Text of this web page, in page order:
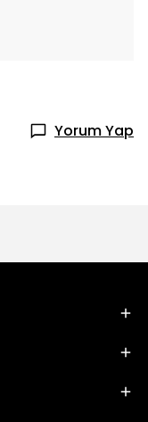
Yorum Yap